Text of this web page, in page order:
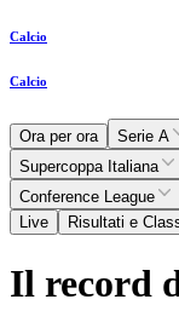
Calcio
Calcio
Ora per ora Serie A
Supercoppa Italiana
Conference League
Live
Risultati e
Il record